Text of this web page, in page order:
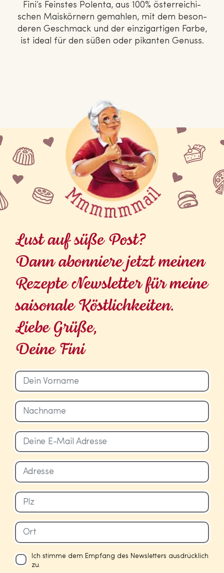
Fini’s Feinstes Polenta, aus 100% ös­ter­rei­chi­
schen Mais­kör­nern gemahlen, mit dem be­son­
de­ren Geschmack und der ein­zig­ar­ti­gen Farbe,
ist ideal für den süßen oder pikanten Genuss.
Ich stimme dem Empfang des Newsletters ausdrücklich
zu.